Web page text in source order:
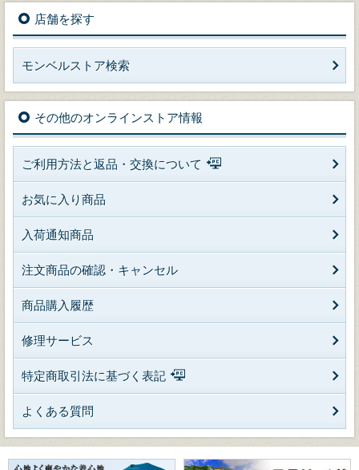
店舗を探す
モンベルストア検索
その他のオンラインストア情報
ご利用方法と返品・交換について
お気に入り商品
入荷通知商品
注文商品の確認・キャンセル
商品購入履歴
修理サービス
特定商取引法に基づく表記
よくある質問